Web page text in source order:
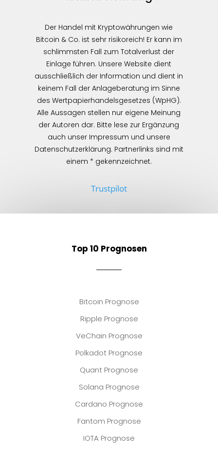
Der Handel mit Kryptowährungen wie
Bitcoin & Co. ist sehr risikoreich! Er kann im
schlimmsten Fall zum Totalverlust der
Einlage führen. Unsere Website dient
ausschließlich der Information und dient in
keinem Fall der Anlageberatung im Sinne
des Wertpapierhandelsgesetzes (WpHG).
Alle Aussagen stellen nur eigene Meinung
der Autoren dar. Bitte lese zur Ergänzung
auch unser Impressum und unsere
Datenschutzerklärung. Partnerlinks sind mit
einem * gekennzeichnet.
Trustpilot
Top 10 Prognosen
Bitcoin Prognose
Ripple Prognose
VeChain Prognose
Polkadot Prognose
Quant Prognose
Solana Prognose
Cardano Prognose
Fantom Prognose
IOTA Prognose